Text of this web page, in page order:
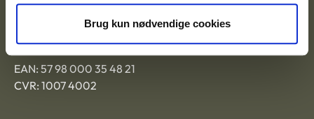
Brug kun nødvendige cookies
EAN: 57 98 000 35 48 21
CVR: 1007 4002